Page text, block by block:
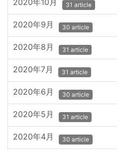
2020年10月 31 article
2020年9月 30 article
2020年8月 31 article
2020年7月 31 article
2020年6月 30 article
2020年5月 31 article
2020年4月 30 article